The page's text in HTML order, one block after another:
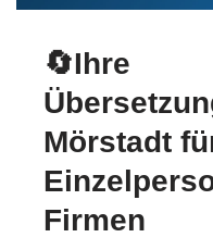
🔄Ihre
Mörstadt
Firmen